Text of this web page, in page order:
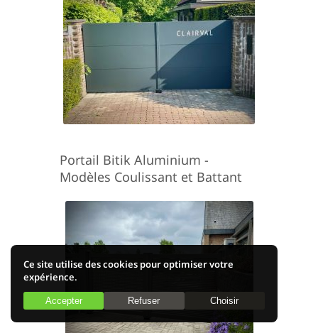
Portail Bitik Aluminium -
Modèles Coulissant et Battant
Ce site utilise des cookies pour optimiser votre
expérience.
Accepter Refuser Choisir